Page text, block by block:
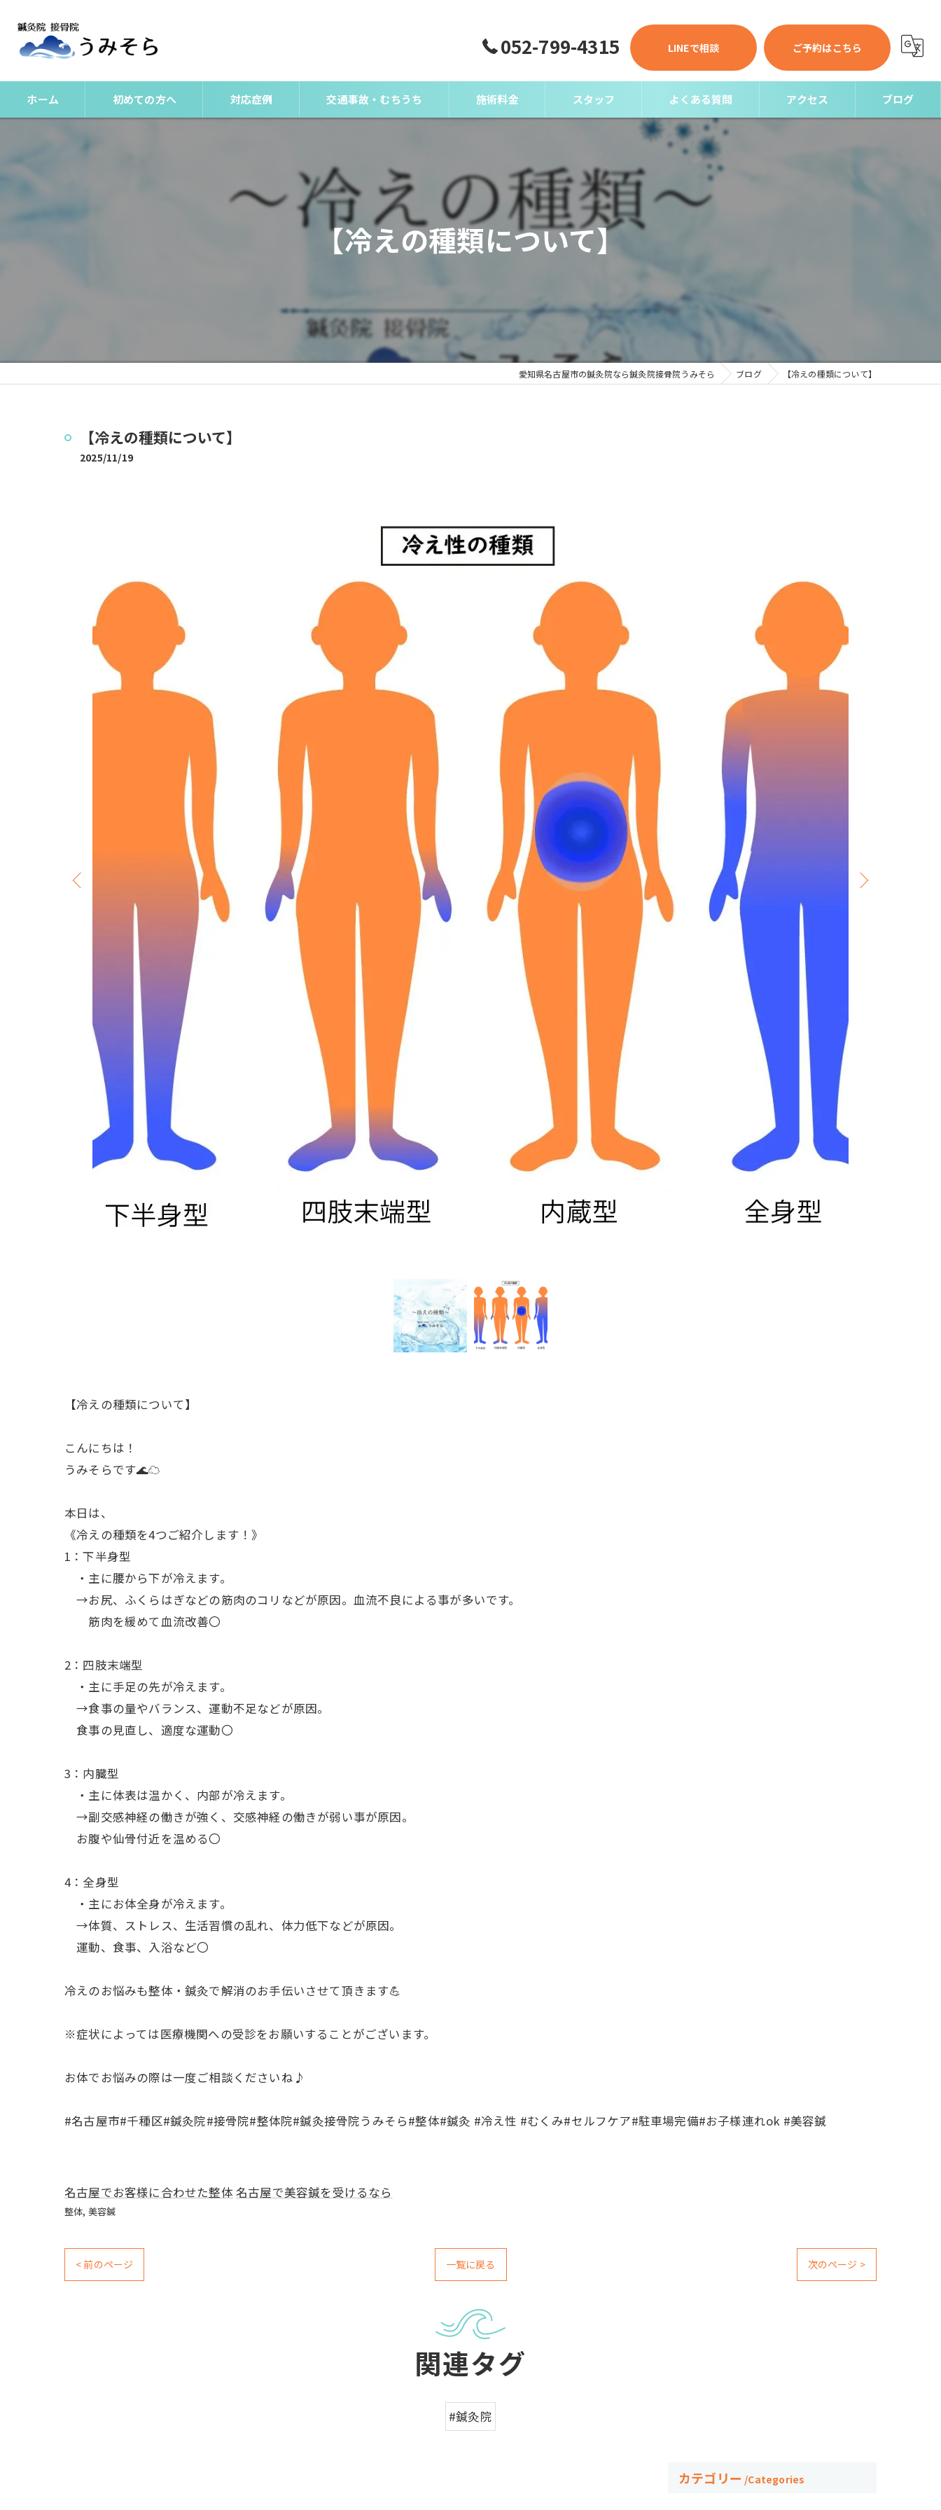
052-799-4315 LINEで相談 ご予約はこちら
ホーム 初めての方へ 対応症例
腰痛（非特異性腰痛）とは？
交通事故・むちうち 施術料金 スタッフ よくある質問 アクセス ブログ
【冷えの種類について】
愛知県名古屋市の鍼灸院なら鍼灸院接骨院うみそら ブログ 【冷えの種類について】
【冷えの種類について】
2025/11/19
【冷えの種類について】
こんにちは！
うみそらです🌊☁
本日は、
《冷えの種類を4つご紹介します！》
1：下半身型
・主に腰から下が冷えます。
→お尻、ふくらはぎなどの筋肉のコリなどが原因。血流不良による事が多いです。
筋肉を緩めて血流改善〇
2：四肢末端型
・主に手足の先が冷えます。
→食事の量やバランス、運動不足などが原因。
食事の見直し、適度な運動〇
3：内臓型
・主に体表は温かく、内部が冷えます。
→副交感神経の働きが強く、交感神経の働きが弱い事が原因。
お腹や仙骨付近を温める〇
4：全身型
・主にお体全身が冷えます。
→体質、ストレス、生活習慣の乱れ、体力低下などが原因。
運動、食事、入浴など〇
冷えのお悩みも整体・鍼灸で解消のお手伝いさせて頂きます💪
※症状によっては医療機関への受診をお願いすることがございます。
お体でお悩みの際は一度ご相談くださいね♪
#名古屋市#千種区#鍼灸院#接骨院#整体院#鍼灸接骨院うみそら#整体#鍼灸 #冷え性 #むくみ#セルフケア#駐車場完備#お子様連れok #美容鍼
名古屋でお客様に合わせた整体 名古屋で美容鍼を受けるなら
整体 美容鍼
< 前のページ 一覧に戻る 次のページ >
関連タグ
#鍼灸院
カテゴリー Categories